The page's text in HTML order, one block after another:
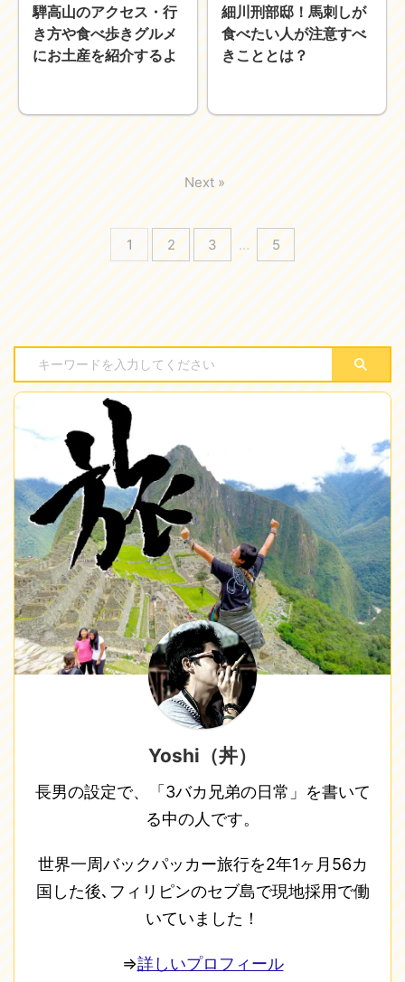
騨高山のアクセス・行
き方や食べ歩きグルメ
にお土産を紹介するよ
細川刑部邸！馬刺しが
食べたい人が注意すべ
きこととは？
1 2 3 … 5
Next »
Yoshi（丼）
長男の設定で、「3バカ兄弟の日常」を書いて
る中の人です。
世界一周バックパッカー旅行を2年1ヶ月56カ
国した後､フィリピンのセブ島で現地採用で働
いていました！
⇒詳しいプロフィール